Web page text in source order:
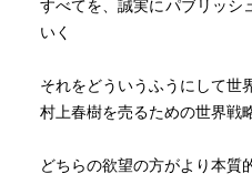
ず、むしろ自分が楽しむこ
につながるのではないか。
すべてを、誠実にパブリッシ
いく
それをどういうふうにして世
村上春樹を売るための世界
どちらの欲望の方がより本質